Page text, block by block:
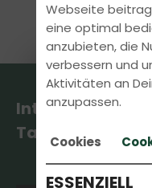
Intensivkurs
Tagen
Webseite
eine optimal
anzubieten, die
verbessern und
Aktivitäten an
anzupassen.
Cookies
ESSENZIELL